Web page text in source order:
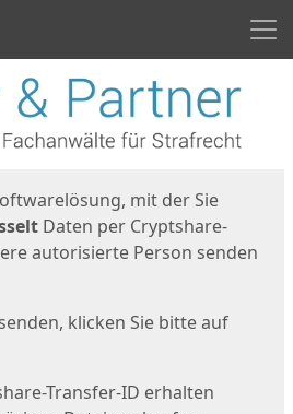
mit der Sie
Daten per Cryptshare-
autorisierte Person senden
klicken Sie bitte auf
Transfer-ID erhalten